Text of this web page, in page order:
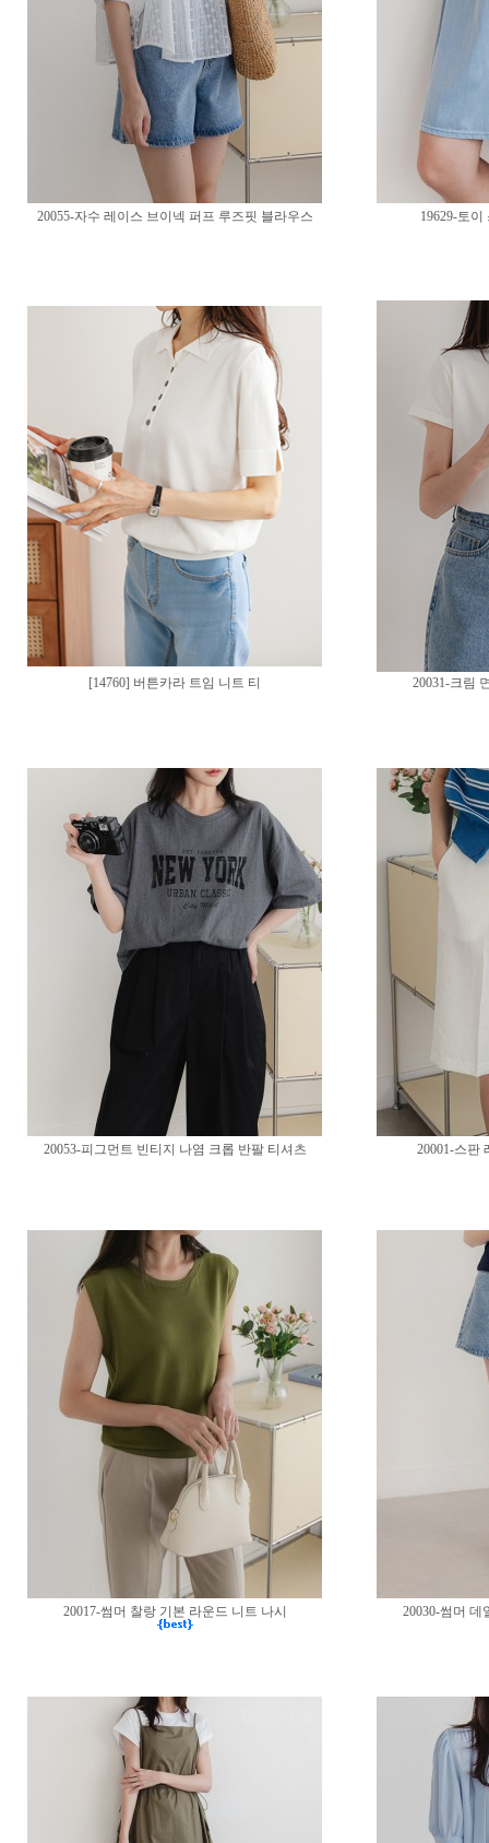
20055-자수 레이스 브이넥 퍼프 루즈핏 블라우스 19629-토
[14760] 버튼카라 트임 니트 티 20031-크림
20053-피그먼트 빈티지 나염 크롭 반팔 티셔츠 20001-스판
20017-썸머 찰랑 기본 라운드 니트 나시 20030-썸머 데